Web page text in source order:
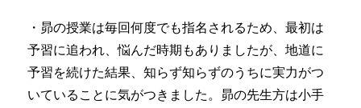
・昴の授業は毎回何度でも指名されるため、最初は
予習に追われ、悩んだ時期もありましたが、地道に
予習を続けた結果、知らず知らずのうちに実力がつ
いていることに気がつきました。昴の先生方は小手